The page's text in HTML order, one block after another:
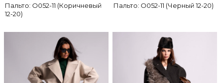
Пальто: О052-11 (Коричневый
12-20)
Пальто: О052-11 (Черный 12-20)